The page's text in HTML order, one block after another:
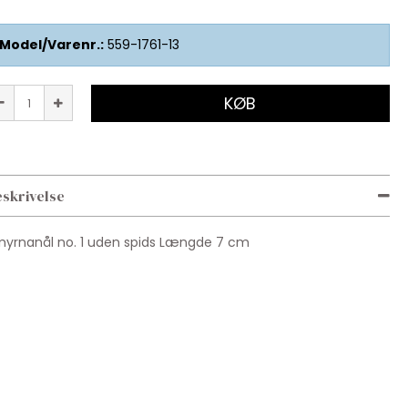
Model/Varenr.: 559-1761-13
KØB
no. 1 uden spids Længde 7 cm